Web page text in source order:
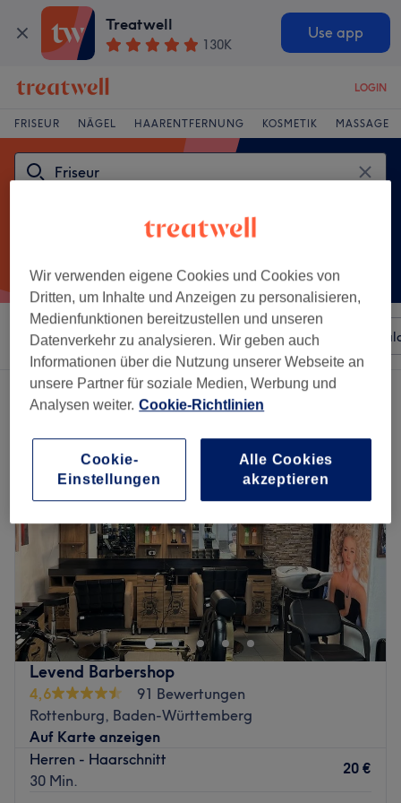
Treatwell
130K
Use app
LOGIN
FRISEUR NÄGEL HAARENTFERNUNG KOSMETIK MASSAGE
Sortieren nach Beliebiger Preis Besonderheiten
Ein Salon, der anbietet:friseur in Rottenburg, Baden-Württemberg
Levend Barbershop
4,6
91 Bewertungen
Rottenburg, Baden-Württemberg
Auf Karte anzeigen
Herren - Haarschnitt
30 Min.
20 €
Wir verwenden eigene Cookies und Cookies von
Dritten, um Inhalte und Anzeigen zu personalisieren,
Medienfunktionen bereitzustellen und unseren
Datenverkehr zu analysieren. Wir geben auch
Informationen über die Nutzung unserer Webseite an
unsere Partner für soziale Medien, Werbung und
Analysen weiter. Cookie-Richtlinien
Cookie-
Einstellungen
Alle Cookies
akzeptieren